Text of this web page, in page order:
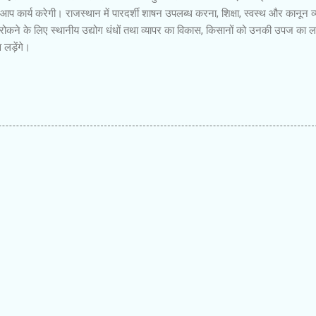
कार्य करेगी। राजस्थान में पारदर्शी शाषन उपलब्ध करना, शिक्षा, स्वस्थ और कानून
के लिए स्थानीय उद्योग धंधों तथा व्यापर का विकास, किसानों को उनकी उपज का
लड़ेंगे।